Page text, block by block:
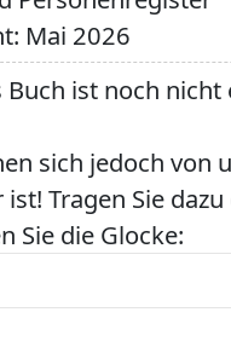
Mai 2026
Buch ist noch nicht
sich jedoch von
Tragen Sie
Sie die Glocke: